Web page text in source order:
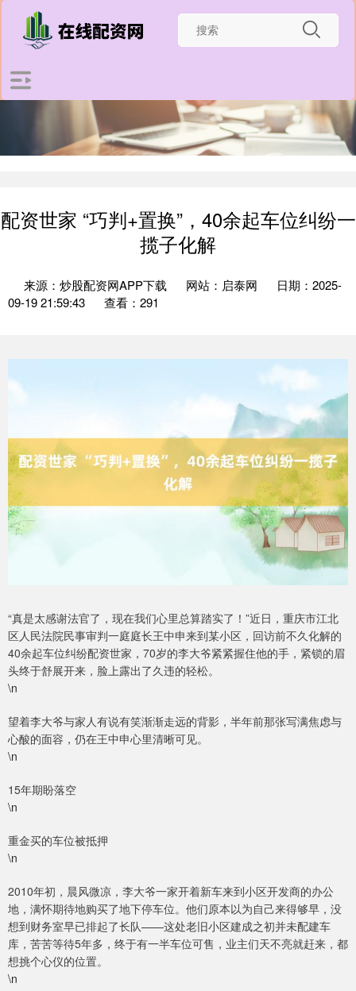
配资世家 “巧判+置换”，40余起车位纠纷一
揽子化解
来源：炒股配资网APP下载 网站：启泰网
日期：2025-
09-19 21:59:43
查看：291
“真是太感谢法官了，现在我们心里总算踏实了！”近日，重庆市江北
区人民法院民事审判一庭庭长王中申来到某小区，回访前不久化解的
40余起车位纠纷配资世家，70岁的李大爷紧紧握住他的手，紧锁的眉
头终于舒展开来，脸上露出了久违的轻松。
\n
望着李大爷与家人有说有笑渐渐走远的背影，半年前那张写满焦虑与
心酸的面容，仍在王中申心里清晰可见。
\n
15年期盼落空
\n
重金买的车位被抵押
\n
2010年初，晨风微凉，李大爷一家开着新车来到小区开发商的办公
地，满怀期待地购买了地下停车位。他们原本以为自己来得够早，没
想到财务室早已排起了长队——这处老旧小区建成之初并未配建车
库，苦苦等待5年多，终于有一半车位可售，业主们天不亮就赶来，都
想挑个心仪的位置。
\n